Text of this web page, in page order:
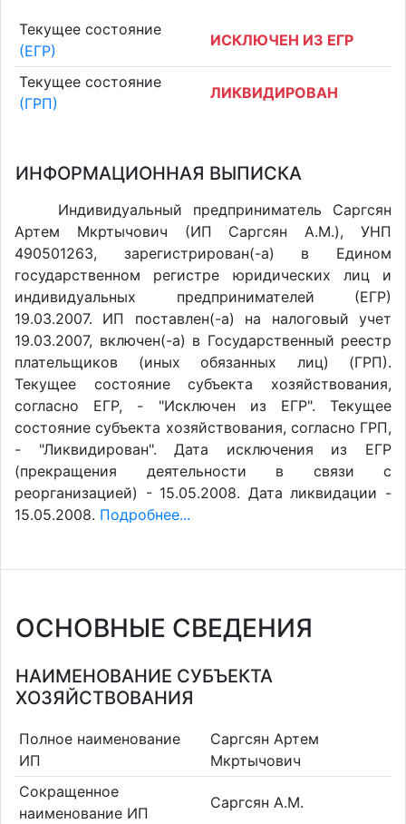
Текущее состояние
(ЕГР)
ИСКЛЮЧЕН ИЗ ЕГР
Текущее состояние
(ГРП)
ЛИКВИДИРОВАН
ИНФОРМАЦИОННАЯ ВЫПИСКА
Индивидуальный предприниматель Саргсян
Артем Мкртычович (ИП Саргсян А.М.), УНП
490501263, зарегистрирован(-а) в Едином
государственном регистре юридических лиц и
индивидуальных предпринимателей (ЕГР)
19.03.2007. ИП поставлен(-a) на налоговый учет
19.03.2007, включен(-a) в Государственный реестр
плательщиков (иных обязанных лиц) (ГРП).
Текущее состояние субъекта хозяйствования,
согласно ЕГР, - "Исключен из ЕГР". Текущее
состояние субъекта хозяйствования, согласно ГРП,
- "Ликвидирован". Дата исключения из ЕГР
(прекращения деятельности в связи с
реорганизацией) - 15.05.2008. Дата ликвидации -
15.05.2008. Подробнее...
ОСНОВНЫЕ СВЕДЕНИЯ
НАИМЕНОВАНИЕ СУБЪЕКТА
ХОЗЯЙСТВОВАНИЯ
Полное наименование
ИП
Саргсян Артем
Мкртычович
Сокращенное
наименование ИП
Саргсян А.М.